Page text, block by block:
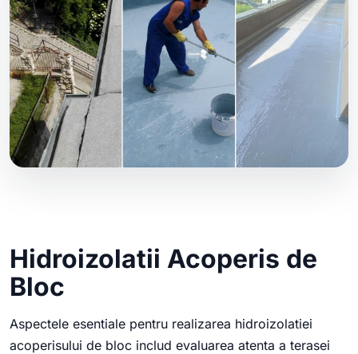
Hidroizolatii Acoperis de
Bloc
Aspectele esentiale pentru realizarea hidroizolatiei
acoperisului de bloc includ evaluarea atenta a terasei